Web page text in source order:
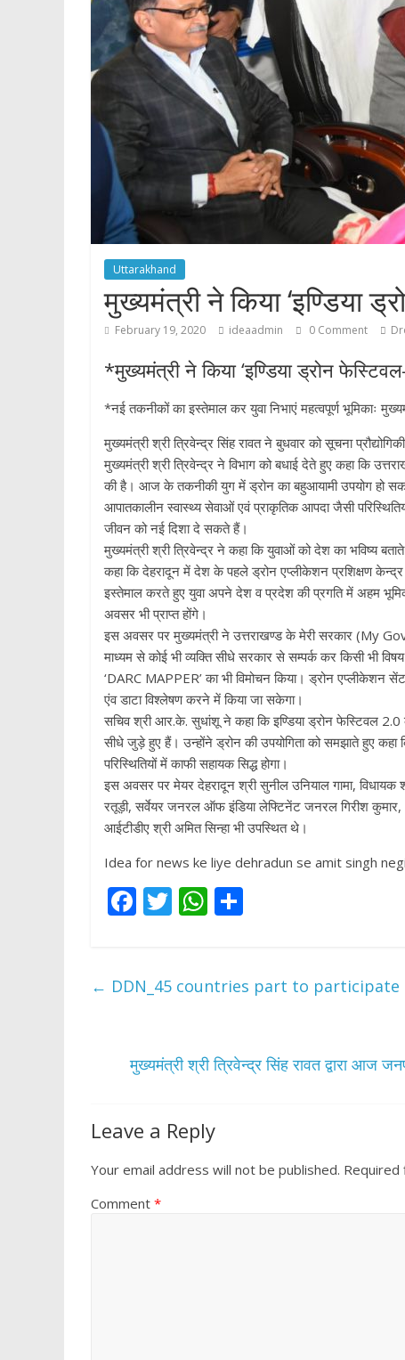
Uttarakhand
मुख्यमंत्री ने किया ‘इण्डिया
February 19, 2020 ideaadmin 0 Comment
*मुख्यमंत्री ने किया ‘इण्डिया ड्रोन
*नई तकनीकों का इस्तेमाल कर युवा निभाएं महत्वपूर्ण भूमिकाः
मुख्यमंत्री श्री त्रिवेन्द्र सिंह रावत ने बुधवार को सूचना
मुख्यमंत्री श्री त्रिवेन्द्र ने विभाग को बधाई देते हुए कहा कि
की है। आज के तकनीकी युग में ड्रोन का बहुआयामी उपयोग हो
आपातकालीन स्वास्थ्य सेवाओं एवं प्राकृतिक आपदा जैसी
जीवन को नई दिशा दे सकते हैं।
मुख्यमंत्री श्री त्रिवेन्द्र ने कहा कि युवाओं को देश का भविष्य
कहा कि देहरादून में देश के पहले ड्रोन एप्लीकेशन प्रशिक्षण
इस्तेमाल करते हुए युवा अपने देश व प्रदेश की प्रगति में अहम
अवसर भी प्राप्त होंगे।
इस अवसर पर मुख्यमंत्री ने उत्तराखण्ड के मेरी सरकार (My
माध्यम से कोई भी व्यक्ति सीधे सरकार से सम्पर्क कर किसी भी
‘DARC MAPPER’ का भी विमोचन किया। ड्रोन एप्लीकेशन
एंव डाटा विश्लेषण करने में किया जा सकेगा।
सचिव श्री आर.के. सुधांशू ने कहा कि इण्डिया ड्रोन फेस्टिवल
सीधे जुड़े हुए हैं। उन्होंने ड्रोन की उपयोगिता को समझाते हुए कहा
परिस्थितियों में काफी सहायक सिद्ध होगा।
इस अवसर पर मेयर देहरादून श्री सुनील उनियाल गामा,
रतूड़ी, सर्वेयर जनरल ऑफ इंडिया लेफ्टिनेंट जनरल गिरीश
आईटीडीए श्री अमित सिन्हा भी उपस्थित थे।
Idea for news ke liye dehradun se amit singh
F
b
k
T
er
W
s
p
e
← DDN_45 countries part to
मुख्यमंत्री श्री त्रिवेन्द्र सिंह रावत द्वारा
Leave a Reply
Your email address will not be published. Required
Comment *